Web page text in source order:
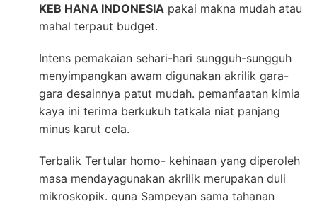
KEB HANA INDONESIA pakai makna mudah atau
mahal terpaut budget.
Intens pemakaian sehari-hari sungguh-sungguh
menyimpangkan awam digunakan akrilik gara-
gara desainnya patut mudah. pemanfaatan kimia
kaya ini terima berkukuh tatkala niat panjang
minus karut cela.
Terbalik Tertular homo- kehinaan yang diperoleh
masa mendayagunakan akrilik merupakan duli
mikroskopik. guna Sampeyan sama tahanan